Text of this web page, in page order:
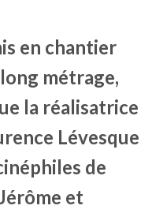
en chantier
métrage,
la réalisatrice
Lévesque
de
et